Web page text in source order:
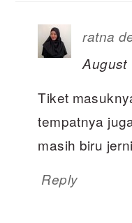
ratna
August
Tiket
tempatnya
masih biru
Reply